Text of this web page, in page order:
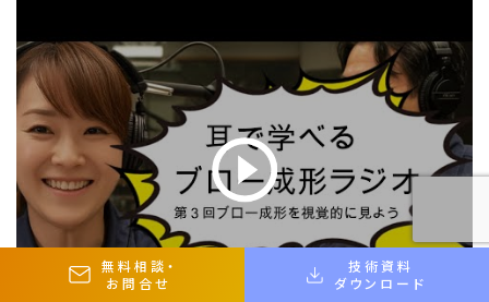
無料相談 ・
お問合せ
技術資料
ダウンロード